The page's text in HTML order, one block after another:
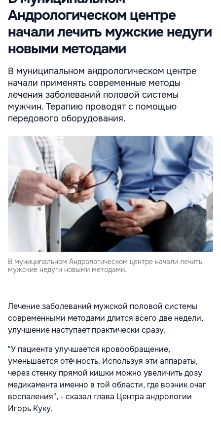
Андрологическом центре
начали лечить мужские недуги
новыми методами
В муниципальном андрологическом центре
начали применять современные методы
лечения заболеваний половой системы
мужчин. Терапию проводят с помощью
передового оборудования.
В муниципальном Андрологическом центре начали лечить
мужские недуги новыми методами.
Лечение заболеваний мужской половой системы
современными методами длится всего две недели,
улучшение наступает практически сразу.
"У пациента улучшается кровообращение,
уменьшается отёчность. Используя эти аппараты,
через стенку прямой кишки можно увеличить дозу
медикамента именно в той области, где возник очаг
воспаления", - сказал глава Центра андрологии
Игорь Куку.